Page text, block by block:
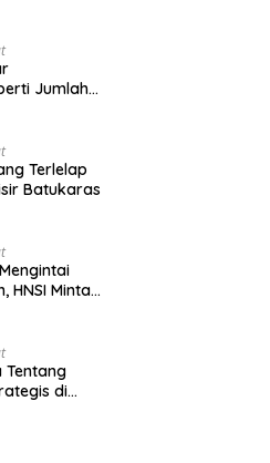
Jumlah
Terlelap
Batukaras
HNSI Minta
Tentang
di